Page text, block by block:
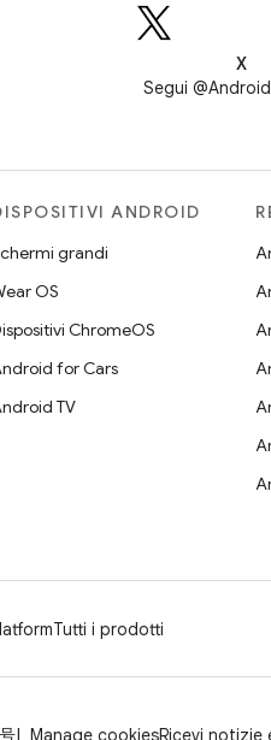
X
Segui
ANDROID
grandi
OS
ChromeOS
for Cars
TV
Tutti i prodotti
Manage cookiesRicevi notizie